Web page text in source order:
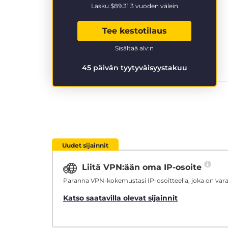
Lasku $89.31 3 vuoden välein
Tee kestotilaus
45 päivän tyytyväisyystakuu
Sisältää alv:n
Uudet sijainnit
Liitä VPN:ään oma IP-osoite
Paranna VPN-kokemustasi IP-osoitteella, joka on
Katso saatavilla olevat sijainnit